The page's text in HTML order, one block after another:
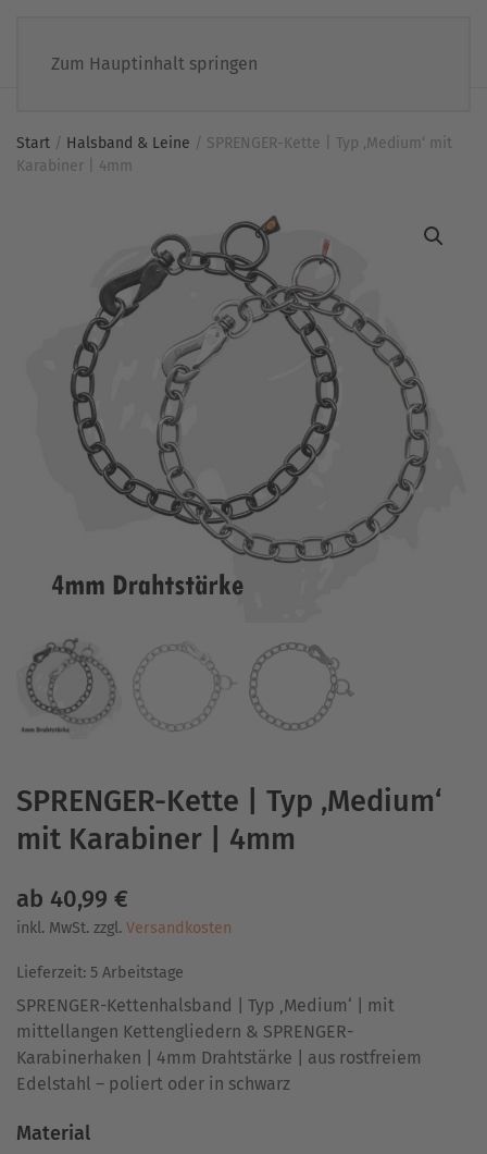
Zum Hauptinhalt springen
Start / Halsband & Leine / SPRENGER-Kette | Typ ‚Medium‘ mit
Karabiner | 4mm
SPRENGER-Kette | Typ ‚Medium‘
mit Karabiner | 4mm
ab 40,99 €
inkl. MwSt. zzgl. Versandkosten
Lieferzeit: 5 Arbeitstage
SPRENGER-Kettenhalsband | Typ ‚Medium‘ | mit
mittellangen Kettengliedern & SPRENGER-
Karabinerhaken | 4mm Drahtstärke | aus rostfreiem
Edelstahl – poliert oder in schwarz
Material